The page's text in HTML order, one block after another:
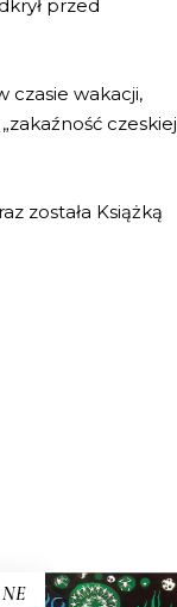
przed
czasie wakacji,
czeskiej
została Książką